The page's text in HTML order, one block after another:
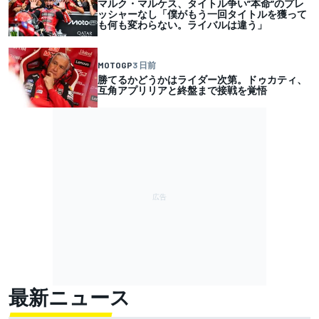
マルク・マルケス、タイトル争い”本命”のプレ
ッシャーなし「僕がもう一回タイトルを獲って
も何も変わらない。ライバルは違う」
MOTOGP3 日前
勝てるかどうかはライダー次第。ドゥカティ、
互角アプリリアと終盤まで接戦を覚悟
最新ニュース